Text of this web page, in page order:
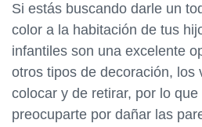
Si estás buscando darle un
color a la habitación de tus
infantiles son una excelente
otros tipos de decoración, los
colocar y de retirar, por lo
preocuparte por dañar las